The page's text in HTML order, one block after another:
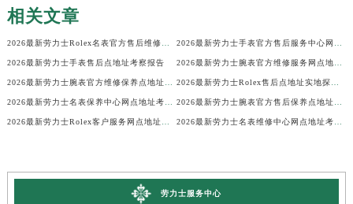
相关文章
2026最新劳力士Rolex名表官方售后维修中心地址考察报告 2026最新劳力士手表官方售后服务中心网点地址考察报告
2026最新劳力士手表售后点地址考察报告 2026最新劳力士腕表官方维修服务网点地址考察报告
2026最新劳力士腕表官方维修保养点地址调研报告 2026最新劳力士Rolex售后点地址实地探访报告
2026最新劳力士名表保养中心网点地址考察报告 2026最新劳力士腕表官方售后保养点地址实地探访报告
2026最新劳力士Rolex客户服务网点地址实地探访报告 2026最新劳力士名表维修中心网点地址考察报告
劳力士服务中心